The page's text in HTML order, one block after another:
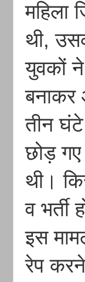
महिला
थी,
युवकों
बनाकर
तीन घंटे
छोड़
थी।
व भर्ती
इस
रेप